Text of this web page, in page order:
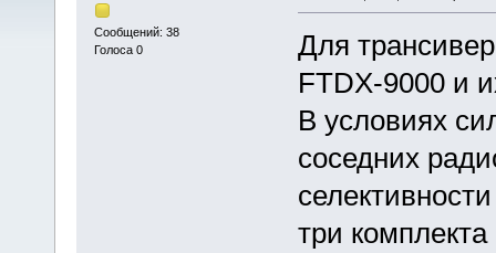
Сообщений: 38
Голоса 0
Для
FTDX-9000 и
В условиях
соседних
три